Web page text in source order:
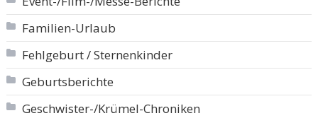
Familien-Urlaub
Fehlgeburt / Sternenkinder
Geburtsberichte
Geschwister-/Krümel-Chroniken